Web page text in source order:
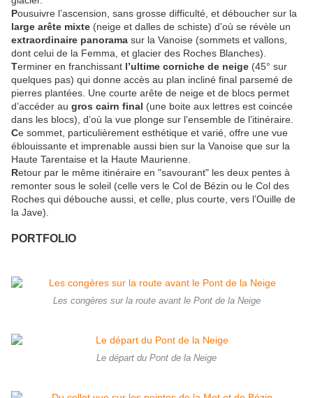
Pousuivre l’ascension, sans grosse difficulté, et déboucher sur la
large arête mixte (neige et dalles de schiste) d’où se révèle un
extraordinaire panorama sur la Vanoise (sommets et vallons,
dont celui de la Femma, et glacier des Roches Blanches).
Terminer en franchissant l’ultime corniche de neige (45° sur
quelques pas) qui donne accès au plan incliné final parsemé de
pierres plantées. Une courte arête de neige et de blocs permet
d’accéder au gros cairn final (une boite aux lettres est coincée
dans les blocs), d’où la vue plonge sur l’ensemble de l’itinéraire.
Ce sommet, particulièrement esthétique et varié, offre une vue
éblouissante et imprenable aussi bien sur la Vanoise que sur la
Haute Tarentaise et la Haute Maurienne.
Retour par le même itinéraire en "savourant" les deux pentes à
remonter sous le soleil (celle vers le Col de Bézin ou le Col des
Roches qui débouche aussi, et celle, plus courte, vers l’Ouille de
la Jave).
PORTFOLIO
Les congères sur la route avant le Pont de la Neige
Le départ du Pont de la Neige